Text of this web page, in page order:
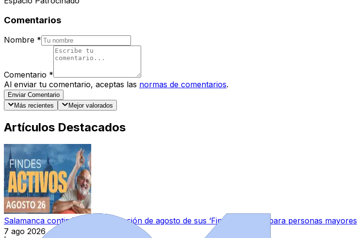
Comentarios
Nombre *
Comentario *
Al enviar tu comentario, aceptas las normas de comentarios.
Enviar Comentario
Más recientes
Mejor valorados
Artículos Destacados
Salamanca continúa la programación de agosto de sus ‘Findes Activos’ para personas mayores
7 ago 2026